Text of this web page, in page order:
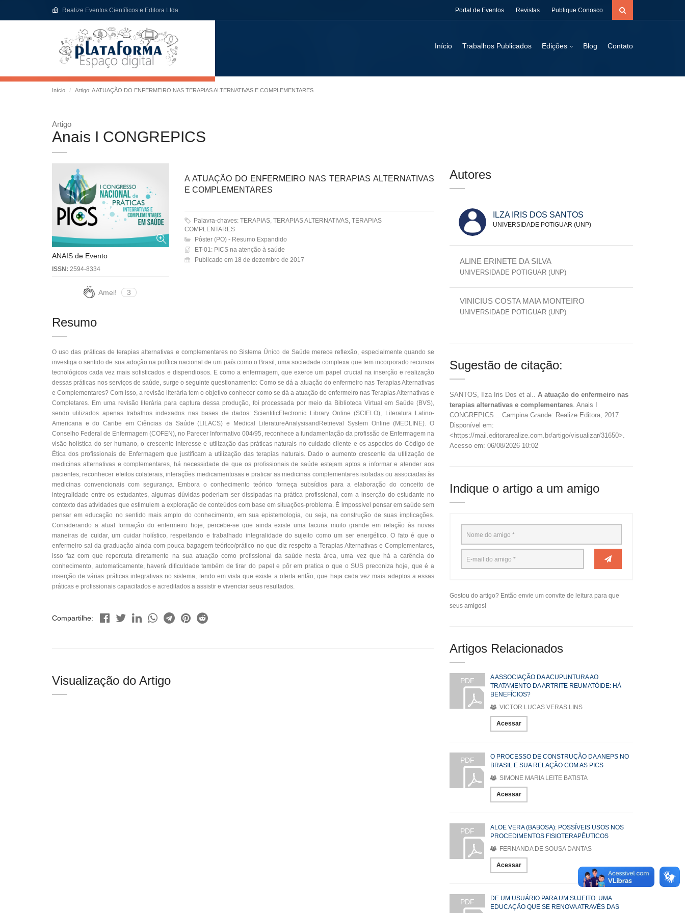
Realize Eventos Científicos e Editora Ltda Portal de Eventos Revistas Publique Conosco
Início Trabalhos Publicados Edições Blog Contato
Início Artigo: A ATUAÇÃO DO ENFERMEIRO NAS TERAPIAS ALTERNATIVAS E COMPLEMENTARES
Artigo
Anais I CONGREPICS
ANAIS de Evento
ISSN: 2594-8334
Amei! 3
A ATUAÇÃO DO ENFERMEIRO NAS TERAPIAS ALTERNATIVAS
E COMPLEMENTARES
Palavra-chaves: TERAPIAS, TERAPIAS ALTERNATIVAS, TERAPIAS
COMPLENTARES
Pôster (PO) - Resumo Expandido
ET-01: PICS na atenção à saúde
Publicado em 18 de dezembro de 2017
Resumo
O uso das práticas de terapias alternativas e complementares no Sistema Único de Saúde merece reflexão, especialmente quando se
investiga o sentido de sua adoção na política nacional de um país como o Brasil, uma sociedade complexa que tem incorporado recursos
tecnológicos cada vez mais sofisticados e dispendiosos. E como a enfermagem, que exerce um papel crucial na inserção e realização
dessas práticas nos serviços de saúde, surge o seguinte questionamento: Como se dá a atuação do enfermeiro nas Terapias Alternativas
e Complementares? Com isso, a revisão literária tem o objetivo conhecer como se dá a atuação do enfermeiro nas Terapias Alternativas e
Completares. Em uma revisão literária para captura dessa produção, foi processada por meio da Biblioteca Virtual em Saúde (BVS),
sendo utilizados apenas trabalhos indexados nas bases de dados: ScientificElectronic Library Online (SCIELO), Literatura Latino-
Americana e do Caribe em Ciências da Saúde (LILACS) e Medical LiteratureAnalysisandRetrieval System Online (MEDLINE). O
Conselho Federal de Enfermagem (COFEN), no Parecer Informativo 004/95, reconhece a fundamentação da profissão de Enfermagem na
visão holística do ser humano, o crescente interesse e utilização das práticas naturais no cuidado cliente e os aspectos do Código de
Ética dos profissionais de Enfermagem que justificam a utilização das terapias naturais. Dado o aumento crescente da utilização de
medicinas alternativas e complementares, há necessidade de que os profissionais de saúde estejam aptos a informar e atender aos
pacientes, reconhecer efeitos colaterais, interações medicamentosas e praticar as medicinas complementares isoladas ou associadas às
medicinas convencionais com segurança. Embora o conhecimento teórico forneça subsídios para a elaboração do conceito de
integralidade entre os estudantes, algumas dúvidas poderiam ser dissipadas na prática profissional, com a inserção do estudante no
contexto das atividades que estimulem a exploração de conteúdos com base em situações-problema. É impossível pensar em saúde sem
pensar em educação no sentido mais amplo do conhecimento, em sua epistemologia, ou seja, na construção de suas implicações.
Considerando a atual formação do enfermeiro hoje, percebe-se que ainda existe uma lacuna muito grande em relação às novas
maneiras de cuidar, um cuidar holístico, respeitando e trabalhado integralidade do sujeito como um ser energético. O fato é que o
enfermeiro sai da graduação ainda com pouca bagagem teórico/prático no que diz respeito a Terapias Alternativas e Complementares,
isso faz com que repercuta diretamente na sua atuação como profissional da saúde nesta área, uma vez que há a carência do
conhecimento, automaticamente, haverá dificuldade também de tirar do papel e pôr em pratica o que o SUS preconiza hoje, que é a
inserção de várias práticas integrativas no sistema, tendo em vista que existe a oferta então, que haja cada vez mais adeptos a essas
práticas e profissionais capacitados e acreditados a assistir e vivenciar seus resultados.
Compartilhe:
Visualização do Artigo
Autores
ILZA IRIS DOS SANTOS
UNIVERSIDADE POTIGUAR (UNP)
ALINE ERINETE DA SILVA
UNIVERSIDADE POTIGUAR (UNP)
VINICIUS COSTA MAIA MONTEIRO
UNIVERSIDADE POTIGUAR (UNP)
Sugestão de citação:
SANTOS, Ilza Iris Dos et al.. A atuação do enfermeiro nas
terapias alternativas e complementares. Anais I
CONGREPICS... Campina Grande: Realize Editora, 2017.
Disponível em:
<https://mail.editorarealize.com.br/artigo/visualizar/31650>.
Acesso em: 06/08/2026 10:02
Indique o artigo a um amigo
Gostou do artigo? Então envie um convite de leitura para que
seus amigos!
Artigos Relacionados
PDF
A ASSOCIAÇÃO DA ACUPUNTURA AO
TRATAMENTO DA ARTRITE REUMATÓIDE: HÁ
BENEFÍCIOS?
VICTOR LUCAS VERAS LINS
Acessar
PDF
O PROCESSO DE CONSTRUÇÃO DA ANEPS NO
BRASIL E SUA RELAÇÃO COM AS PICS
SIMONE MARIA LEITE BATISTA
Acessar
PDF
ALOE VERA (BABOSA): POSSÍVEIS USOS NOS
PROCEDIMENTOS FISIOTERAPÊUTICOS
FERNANDA DE SOUSA DANTAS
Acessar
PDF
DE UM USUÁRIO PARA UM SUJEITO: UMA
EDUCAÇÃO QUE SE RENOVA ATRAVÉS DAS